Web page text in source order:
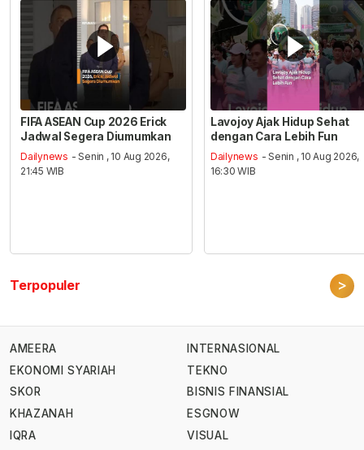
FIFA ASEAN Cup 2026 Erick
Jadwal Segera Diumumkan
Dailynews - Senin , 10 Aug 2026,
21:45 WIB
Lavojoy Ajak Hidup Sehat
dengan Cara Lebih Fun
Dailynews - Senin , 10 Aug 2026,
16:30 WIB
Terpopuler >
AMEERA
EKONOMI SYARIAH
SKOR
KHAZANAH
IQRA
INTERNASIONAL
TEKNO
BISNIS FINANSIAL
ESGNOW
VISUAL